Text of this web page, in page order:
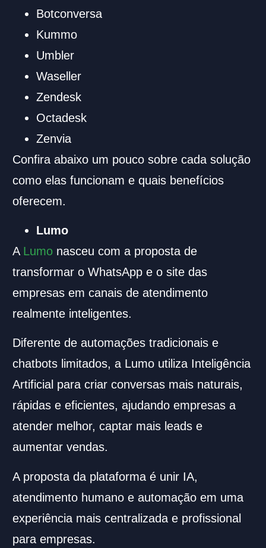
Botconversa
Kummo
Umbler
Waseller
Zendesk
Octadesk
Zenvia
Confira abaixo um pouco sobre cada solução
como elas funcionam e quais benefícios
oferecem.
Lumo
A Lumo nasceu com a proposta de
transformar o WhatsApp e o site das
empresas em canais de atendimento
realmente inteligentes.
Diferente de automações tradicionais e
chatbots limitados, a Lumo utiliza Inteligência
Artificial para criar conversas mais naturais,
rápidas e eficientes, ajudando empresas a
atender melhor, captar mais leads e
aumentar vendas.
A proposta da plataforma é unir IA,
atendimento humano e automação em uma
experiência mais centralizada e profissional
para empresas.